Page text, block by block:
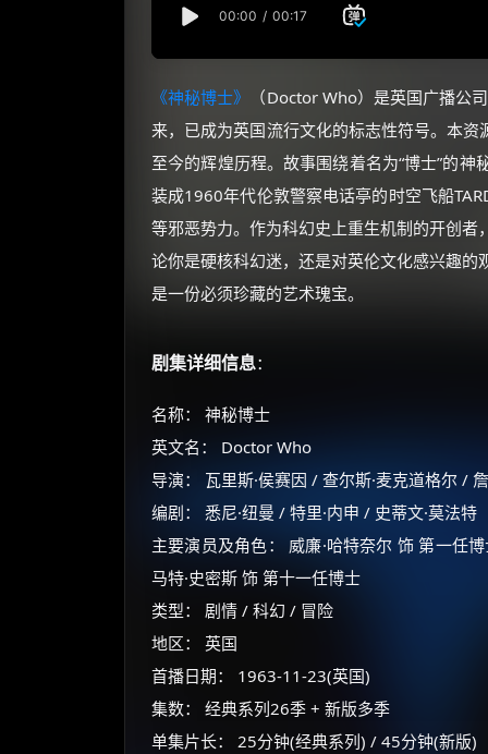
《神秘博士》
（Doctor Who）是英国广播公
来，已成为英国流行文化的标志性符号。本
至今的辉煌历程。故事围绕着名为“博士”的
装成1960年代伦敦警察电话亭的时空飞船
等邪恶势力。作为科幻史上重生机制的开创
论你是硬核科幻迷，还是对英伦文化感兴趣
是一份必须珍藏的艺术瑰宝。
剧集详细信息：
名称： 神秘博士
英文名： Doctor Who
导演： 瓦里斯·侯赛因 / 查尔斯·麦克道格尔 /
编剧： 悉尼·纽曼 / 特里·内申 / 史蒂文·莫法特
主要演员及角色： 威廉·哈特奈尔 饰 第一任
马特·史密斯 饰 第十一任博士
类型： 剧情 / 科幻 / 冒险
地区： 英国
首播日期： 1963-11-23(英国)
集数： 经典系列26季 + 新版多季
单集片长： 25分钟(经典系列) / 45分钟(新版)